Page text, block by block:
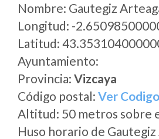
Nombre: Gautegiz
Longitud: -
Latitud:
Ayuntamiento:
Provincia: Vizcaya
Código postal: Ver
Altitud: 50 metros sobre
Huso horario de